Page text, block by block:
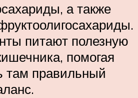
а также
питают полезную
помогая
там правильный